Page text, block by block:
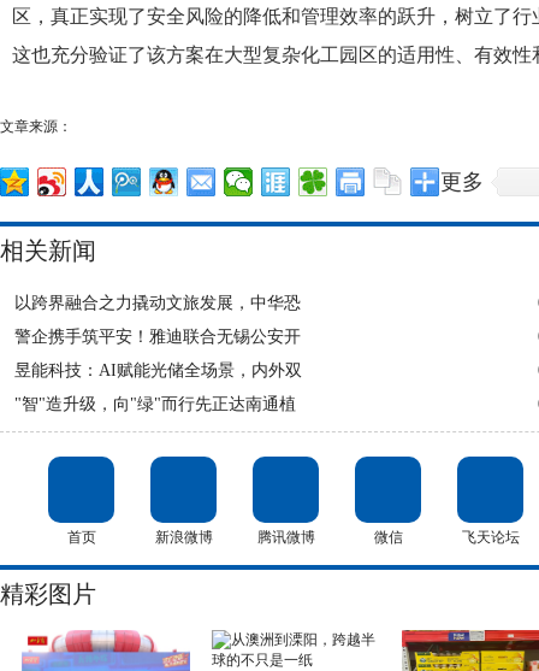
区，真正实现了安全风险的降低和管理效率的跃升，树立了
这也充分验证了该方案在大型复杂化工园区的适用性、有效性
文章来源：
更多
相关新闻
以跨界融合之力撬动文旅发展，中华恐
警企携手筑平安！雅迪联合无锡公安开
昱能科技：AI赋能光储全场景，内外双
"智"造升级，向"绿"而行先正达南通植
首页 新浪微博 腾讯微博 微信 飞天论坛
精彩图片